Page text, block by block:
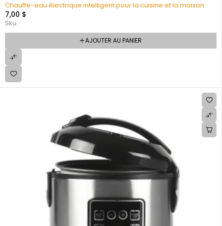
Chauffe-eau électrique intelligent pour la cuisine et la maison
7,00 $
Sku:
AJOUTER AU PANIER